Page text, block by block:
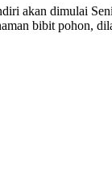
akan dimulai
bibit pohon,